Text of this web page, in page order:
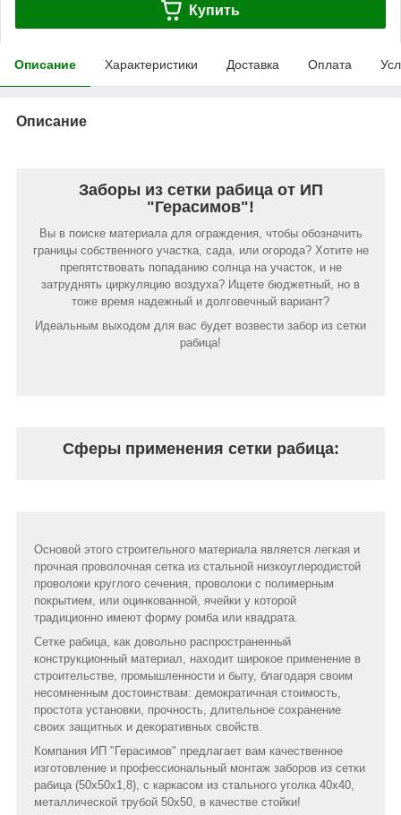
Купить
Описание Характеристики Доставка Оплата
Описание
Заборы из сетки рабица от ИП
"Герасимов"!
Вы в поиске материала для ограждения, чтобы обозначить
границы собственного участка, сада, или огорода? Хотите не
препятствовать попаданию солнца на участок, и не
затруднять циркуляцию воздуха? Ищете бюджетный, но в
тоже время надежный и долговечный вариант?
Идеальным выходом для вас будет возвести забор из сетки
рабица!
Основой этого строительного материала является легкая и
прочная проволочная сетка из стальной низкоуглеродистой
проволоки круглого сечения, проволоки с полимерным
покрытием, или оцинкованной, ячейки у которой
традиционно имеют форму ромба или квадрата.
Сетке рабица, как довольно распространенный
конструкционный материал, находит широкое применение в
строительстве, промышленности и быту, благодаря своим
несомненным достоинствам: демократичная стоимость,
простота установки, прочность, длительное сохранение
своих защитных и декоративных свойств.
Компания ИП "Герасимов" предлагает вам качественное
изготовление и профессиональный монтаж заборов из сетки
рабица (50х50х1,8), с каркасом из стального уголка 40х40,
металлической трубой 50х50, в качестве стойки!
Сферы применения сетки рабица: